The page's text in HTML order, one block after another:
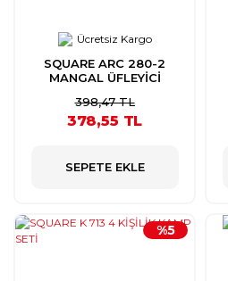
Ücretsiz Kargo
SQUARE ARC 280-2
MANGAL ÜFLEYİCİ
398,47 TL
378,55 TL
SEPETE EKLE
%5